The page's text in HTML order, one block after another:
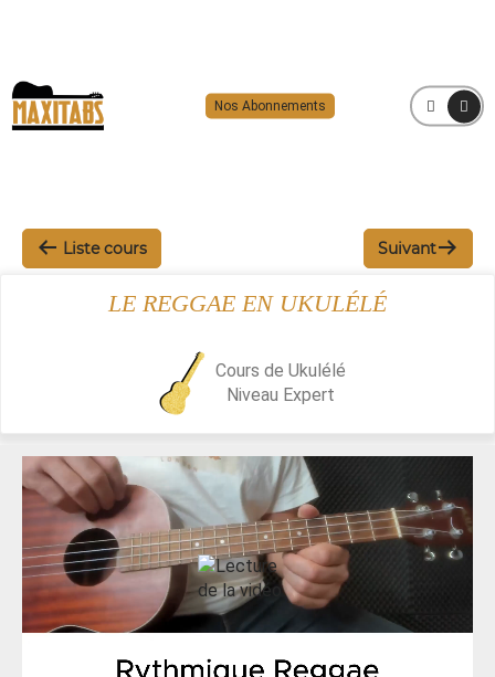
Nos Abonnements MENU
Liste cours Suivant
LE REGGAE EN UKULÉLÉ
Cours de Ukulélé
Niveau Expert